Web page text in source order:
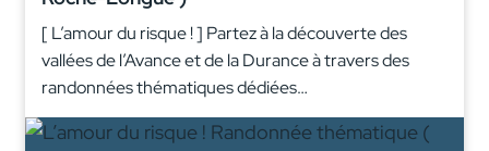
[ L’amour du risque ! ] Partez à la découverte des
vallées de l’Avance et de la Durance à travers des
randonnées thématiques dédiées…